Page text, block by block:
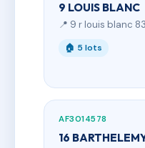
9 LOUIS BLANC
📍 9 r louis blanc
🏠 5 lots
AF3014578
16